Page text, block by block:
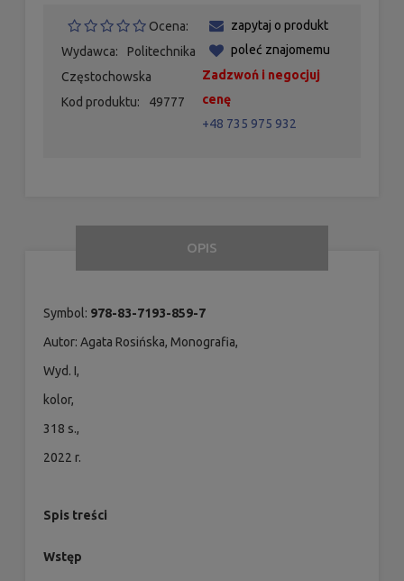
Ocena:
Wydawca:
Politechnika
Częstochowska
Kod produktu:
49777
zapytaj o produkt
poleć znajomemu
Zadzwoń i negocjuj
cenę
+48 735 975 932
OPIS
Symbol: 978-83-7193-859-7
Autor: Agata Rosińska, Monografia,
Wyd. I,
kolor,
318 s.,
2022 r.
Spis treści
Wstęp